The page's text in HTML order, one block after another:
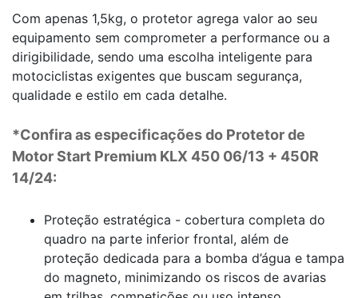
Com apenas 1,5kg, o protetor agrega valor ao seu
equipamento sem comprometer a performance ou a
dirigibilidade, sendo uma escolha inteligente para
motociclistas exigentes que buscam segurança,
qualidade e estilo em cada detalhe.
*Confira as especificações do Protetor de
Motor Start Premium KLX 450 06/13 + 450R
14/24:
Proteção estratégica - cobertura completa do
quadro na parte inferior frontal, além de
proteção dedicada para a bomba d’água e tampa
do magneto, minimizando os riscos de avarias